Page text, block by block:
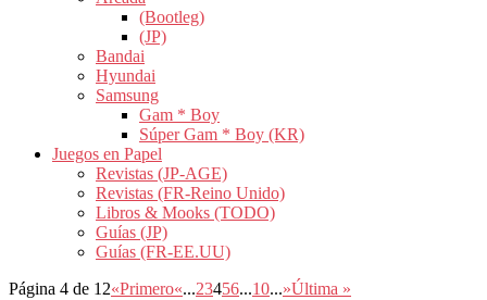
(Bootleg)
(JP)
Bandai
Hyundai
Samsung
Gam * Boy
Súper Gam * Boy (KR)
Juegos en Papel
Revistas (JP-AGE)
Revistas (FR-Reino Unido)
Libros & Mooks (TODO)
Guías (JP)
Guías (FR-EE.UU)
Página 4 de 12«Primero«...23456...10...»Última »